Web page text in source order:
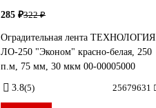
285 ₽322 ₽
Оградительная лента ТЕХНОЛОГИЯ
ЛО-250 "Эконом" красно-белая, 250
п.м, 75 мм, 30 мкм 00-00005000
3.8(5) 25679631